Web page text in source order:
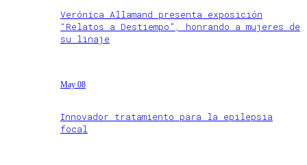
Verónica Allamand presenta exposición
“Relatos a Destiempo”, honrando a mujeres de
su linaje
May 08
Innovador tratamiento para la epilepsia
focal